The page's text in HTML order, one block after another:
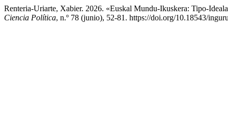
Renteria-Uriarte, Xabier. 2026. «Euskal Mundu-Ikuskera: Tipo-
Ciencia Política, n.º 78 (junio), 52-81. https://doi.org/10.18543/